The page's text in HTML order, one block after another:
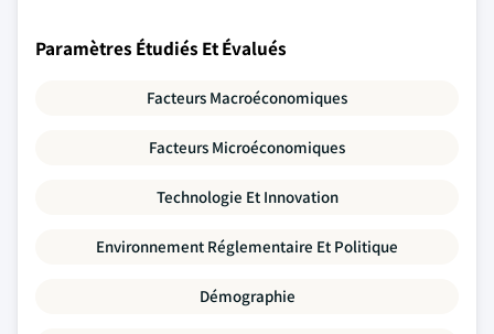
Paramètres Étudiés Et Évalués
Facteurs Macroéconomiques
Facteurs Microéconomiques
Technologie Et Innovation
Environnement Réglementaire Et Politique
Démographie